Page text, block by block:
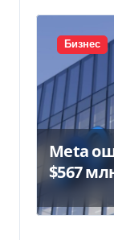
Бизнес
Meta
$567
у